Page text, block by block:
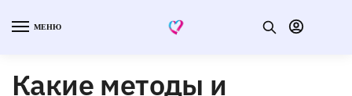
МЕНЮ
Какие методы и